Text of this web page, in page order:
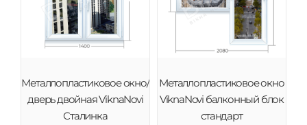
Металлопластиковое окно/
дверь двойная ViknaNovi
Сталинка
Металлопластиковое окно
ViknaNovi балконный блок
стандарт